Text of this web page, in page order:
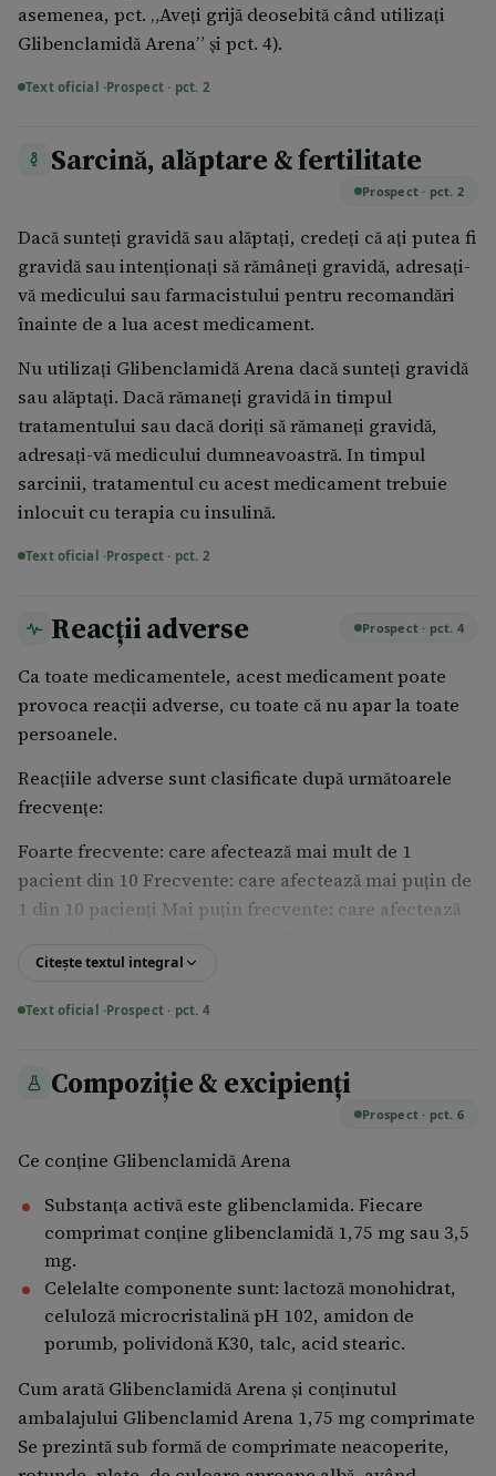
asemenea, pct. „Aveţi grijă deosebită când utilizaţi
Glibenclamidă Arena” şi pct. 4).
Text oficial ·Prospect · pct. 2
Sarcină, alăptare & fertilitate
Prospect · pct. 2
Dacă sunteți gravidă sau alăptați, credeți că ați putea fi
gravidă sau intenționați să rămâneți gravidă, adresați-
vă medicului sau farmacistului pentru recomandări
înainte de a lua acest medicament.
Nu utilizaţi Glibenclamidă Arena dacă sunteţi gravidă
sau alăptaţi. Dacă rămaneţi gravidă in timpul
tratamentului sau dacă doriţi să rămaneţi gravidă,
adresaţi-vă medicului dumneavoastră. In timpul
sarcinii, tratamentul cu acest medicament trebuie
inlocuit cu terapia cu insulină.
Text oficial ·Prospect · pct. 2
Reacții adverse Prospect · pct. 4
Ca toate medicamentele, acest medicament poate
provoca reacții adverse, cu toate că nu apar la toate
persoanele.
Reacţiile adverse sunt clasificate după următoarele
frecvenţe:
Foarte frecvente: care afectează mai mult de 1
pacient din 10 Frecvente: care afectează mai puţin de
1 din 10 pacienţi Mai puţin frecvente: care afectează
mai puţin de 1 din 1000 pacienţi Foarte rare: afectează
necunoscută care nu poate fi estimată din datele
Reacţii adverse frecvente: – greaţă, vărsături, diaree,
dureri de stomac şi pierderea apetitului alimentar
Reacţii adverse mai puțin frecvente:
afecţiune numită porfirie
creşteri mici pană la moderate ale valorii de uree și
creatininei din sange Reacţii adverse rare:
scăderea numărului de leucocite și trombocite din
sange;
hipoglicemie. Hipoglicemia poate să apară, in
de efort fizic intens, dietă neregulată sau consum
concomitent de alcool etilic, disfuncţie hepatică
şi/sau renală.
Citește textul integral
Text oficial ·Prospect · pct. 4
Compoziție & excipienți
Prospect · pct. 6
Ce conține Glibenclamidă Arena
Substanţa activă este glibenclamida. Fiecare
comprimat conţine glibenclamidă 1,75 mg sau 3,5
mg.
Celelalte componente sunt: lactoză monohidrat,
celuloză microcristalină pH 102, amidon de
porumb, polividonă K30, talc, acid stearic.
Cum arată Glibenclamidă Arena și conținutul
ambalajului Glibenclamid Arena 1,75 mg comprimate
Se prezintă sub formă de comprimate neacoperite,